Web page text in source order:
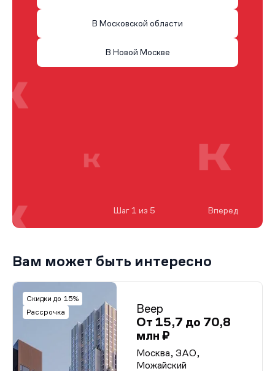
В Московской области
В Новой Москве
Шаг 1 из 5 Вперед
Вам может быть интересно
Скидки до 15%
Рассрочка
Веер
От 15,7 до 70,8
млн ₽
Москва, ЗАО,
Можайский